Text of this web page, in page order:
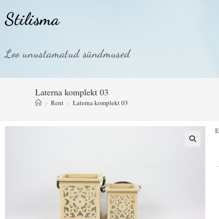
Stilisma
Loo unustamatud sündmused
Laterna komplekt 03
> Rent > Laterna komplekt 03